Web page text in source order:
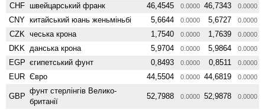
CHF швейцарський франк 46,4545 0.0000 46,7343 0.0000
CNY китайський юань женьмiньбi 5,6644 0.0000 5,6727 0.0000
CZK чеська крона 1,7540 0.0000 1,7639 0.0000
DKK данська крона 5,9704 0.0000 5,9864 0.0000
EGP єгипетський фунт 0,8493 0.0000 0,8511 0.0000
EUR Євро 44,5504 0.0000 44,6819 0.0000
GBP
фунт стерлінгів Велико­
британії
52,7988 0.0000 52,9878 0.0000